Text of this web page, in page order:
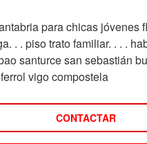
para chicas jóvenes
. . piso trato familiar. . . .
santurce san sebastián
vigo compostela
CONTACTAR